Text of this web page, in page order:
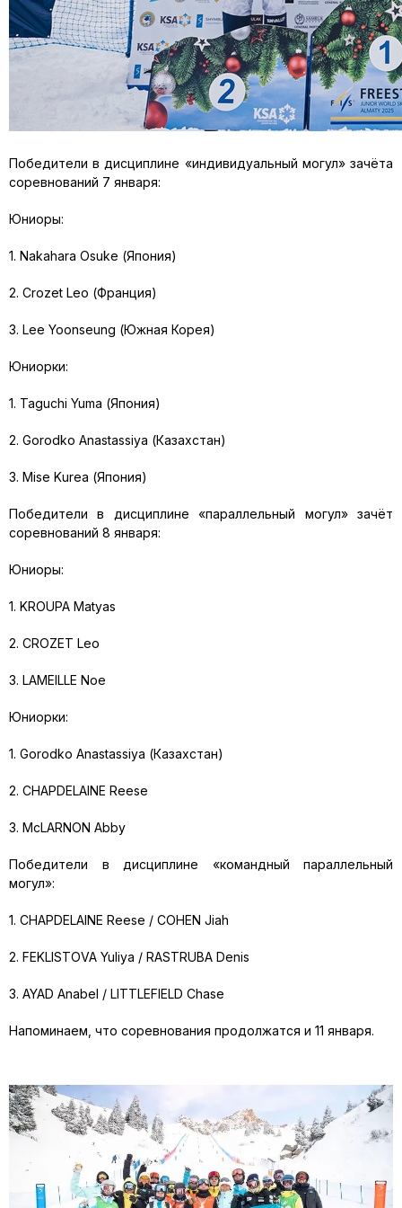
Победители в дисциплине «индивидуальный могул» зачёта
соревнований 7 января:
Юниоры:
1. Nakahara Osuke (Япония)
2. Crozet Leo (Франция)
3. Lee Yoonseung (Южная Корея)
Юниорки:
1. Taguchi Yuma (Япония)
2. Gorodko Anastassiya (Казахстан)
3. Mise Kurea (Япония)
Победители в дисциплине «параллельный могул» зачёт
соревнований 8 января:
Юниоры:
1. KROUPA Matyas
2. CROZET Leo
3. LAMEILLE Noe
Юниорки:
1. Gorodko Anastassiya (Казахстан)
2. CHAPDELAINE Reese
3. McLARNON Abby
Победители в дисциплине «командный параллельный
могул»:
1. CHAPDELAINE Reese / COHEN Jiah
2. FEKLISTOVA Yuliya / RASTRUBA Denis
3. AYAD Anabel / LITTLEFIELD Chase
Напоминаем, что соревнования продолжатся и 11 января.